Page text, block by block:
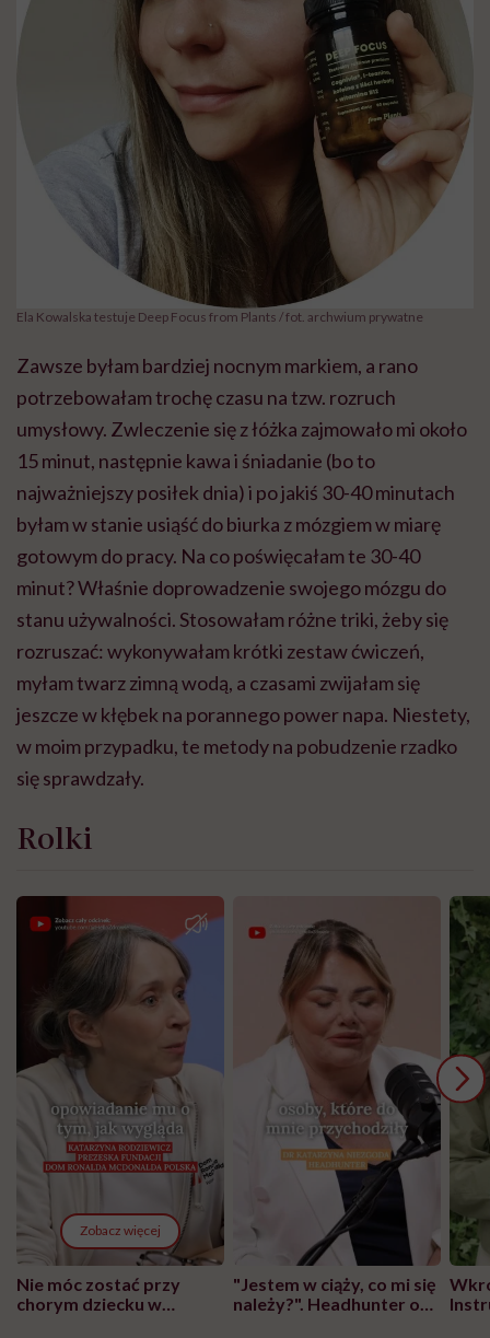
Ela Kowalska testuje Deep Focus from Plants / fot. archwium prywatne
Zawsze byłam bardziej nocnym markiem, a rano
potrzebowałam trochę czasu na tzw. rozruch
umysłowy. Zwleczenie się z łóżka zajmowało mi około
15 minut, następnie kawa i śniadanie (bo to
najważniejszy posiłek dnia) i po jakiś 30-40 minutach
byłam w stanie usiąść do biurka z mózgiem w miarę
gotowym do pracy. Na co poświęcałam te 30-40
minut? Właśnie doprowadzenie swojego mózgu do
stanu używalności. Stosowałam różne triki, żeby się
rozruszać: wykonywałam krótki zestaw ćwiczeń,
myłam twarz zimną wodą, a czasami zwijałam się
jeszcze w kłębek na porannego power napa. Niestety,
w moim przypadku, te metody na pobudzenie rzadko
się sprawdzały.
Rolki
Zobacz więcej
Nie móc zostać przy
chorym dziecku w
"Jestem w ciąży, co mi się
należy?". Headhunter o